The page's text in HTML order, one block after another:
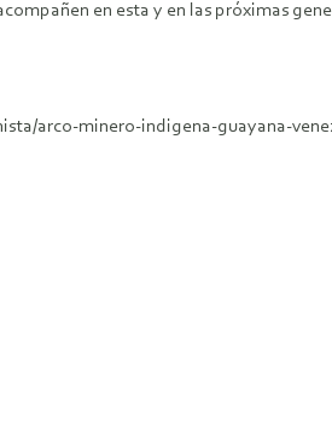
en esta y en las próximas
arco-minero-indigena-guayana-